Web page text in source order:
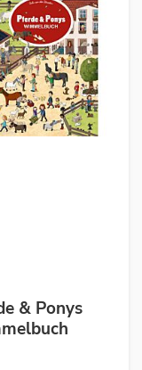
& Ponys